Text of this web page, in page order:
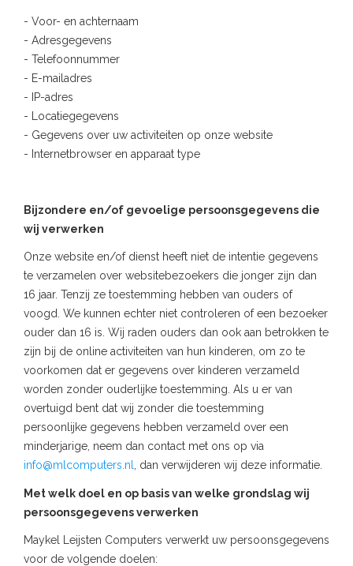
- Voor- en achternaam
- Adresgegevens
- Telefoonnummer
- E-mailadres
- IP-adres
- Locatiegegevens
- Gegevens over uw activiteiten op onze website
- Internetbrowser en apparaat type
Bijzondere en/of gevoelige persoonsgegevens die
wij verwerken
Onze website en/of dienst heeft niet de intentie gegevens
te verzamelen over websitebezoekers die jonger zijn dan
16 jaar. Tenzij ze toestemming hebben van ouders of
voogd. We kunnen echter niet controleren of een bezoeker
ouder dan 16 is. Wij raden ouders dan ook aan betrokken te
zijn bij de online activiteiten van hun kinderen, om zo te
voorkomen dat er gegevens over kinderen verzameld
worden zonder ouderlijke toestemming. Als u er van
overtuigd bent dat wij zonder die toestemming
persoonlijke gegevens hebben verzameld over een
minderjarige, neem dan contact met ons op via
info@mlcomputers.nl
, dan verwijderen wij deze informatie.
Met welk doel en op basis van welke grondslag wij
persoonsgegevens verwerken
Maykel Leijsten Computers verwerkt uw persoonsgegevens
voor de volgende doelen: